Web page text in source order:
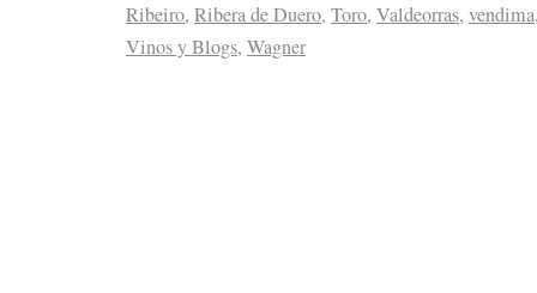
Ribeiro, Ribera de Duero, Toro, Valdeorras, vendima
Vinos y Blogs, Wagner